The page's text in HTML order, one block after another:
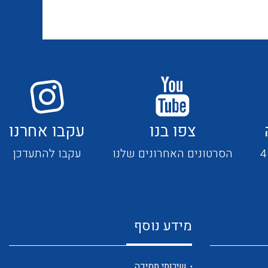
וכבלים
פסי צבירה 25 עד 6000 אמפר
כלי עבודה
אביזרי קצה – אינסטלציה
פאזי בזיווד מתכתי / פלסטי
ציוד קוטר 22 מ"מ וציוד קוטר 16
מ"מ
תיבות לחצנים תעשייתיים
צפו בנו
הסרטונים האחרונים שלנו
עקבו אחרנו
עקבו להתעדכן
מידע נוסף